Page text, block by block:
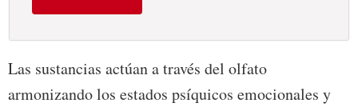
Las sustancias actúan a través del olfato
armonizando los estados psíquicos emocionales y